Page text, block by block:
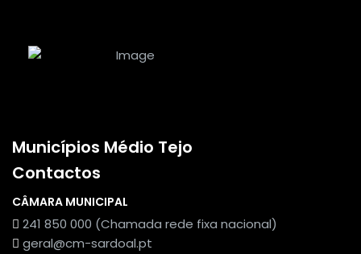
Municípios Médio Tejo
Contactos
CÂMARA MUNICIPAL
241 850 000 (Chamada rede fixa nacional)
geral@cm-sardoal.pt